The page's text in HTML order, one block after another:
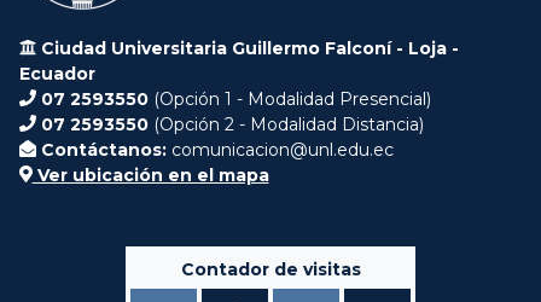
Ciudad Universitaria Guillermo Falconí - Loja -
Ecuador
07 2593550 (Opción 1 - Modalidad Presencial)
07 2593550 (Opción 2 - Modalidad Distancia)
Contáctanos: comunicacion@unl.edu.ec
Ver ubicación en el mapa
Contador de visitas